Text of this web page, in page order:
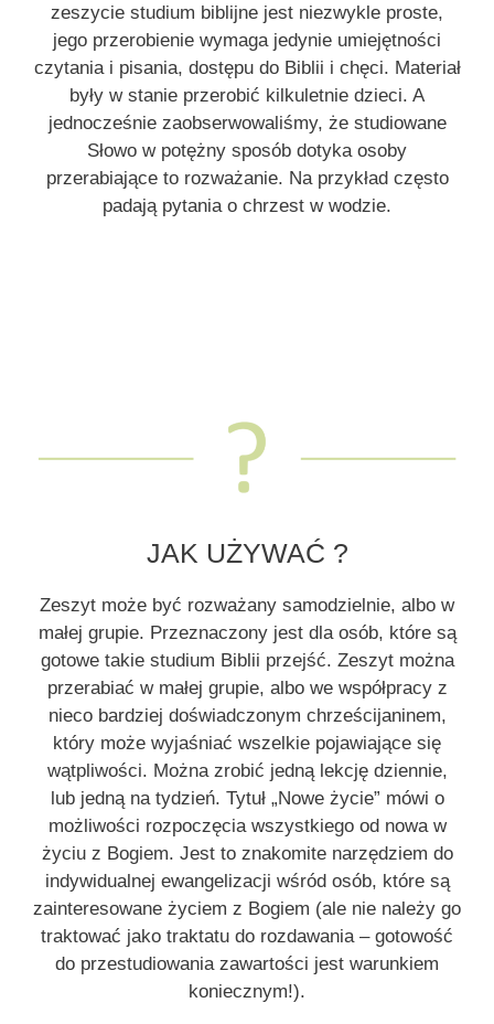
zeszycie studium biblijne jest niezwykle proste,
jego przerobienie wymaga jedynie umiejętności
czytania i pisania, dostępu do Biblii i chęci. Materiał
były w stanie przerobić kilkuletnie dzieci. A
jednocześnie zaobserwowaliśmy, że studiowane
Słowo w potężny sposób dotyka osoby
przerabiające to rozważanie. Na przykład często
padają pytania o chrzest w wodzie.
JAK UŻYWAĆ ?
Zeszyt może być rozważany samodzielnie, albo w
małej grupie. Przeznaczony jest dla osób, które są
gotowe takie studium Biblii przejść. Zeszyt można
przerabiać w małej grupie, albo we współpracy z
nieco bardziej doświadczonym chrześcijaninem,
który może wyjaśniać wszelkie pojawiające się
wątpliwości. Można zrobić jedną lekcję dziennie,
lub jedną na tydzień. Tytuł „Nowe życie” mówi o
możliwości rozpoczęcia wszystkiego od nowa w
życiu z Bogiem. Jest to znakomite narzędziem do
indywidualnej ewangelizacji wśród osób, które są
zainteresowane życiem z Bogiem (ale nie należy go
traktować jako traktatu do rozdawania – gotowość
do przestudiowania zawartości jest warunkiem
koniecznym!).